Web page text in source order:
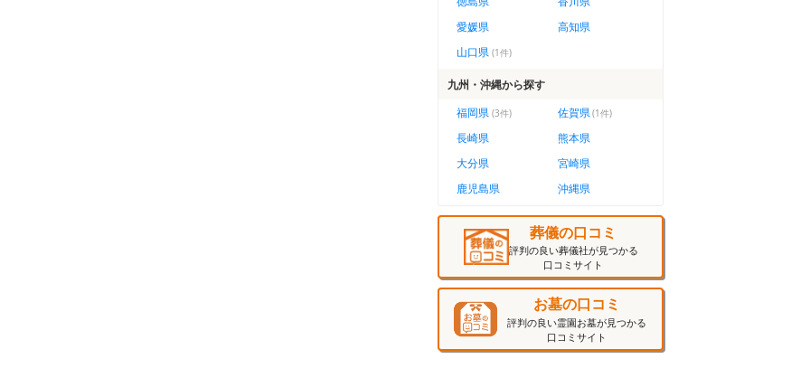
愛媛県
高知県
山口県 (1件)
九州・沖縄から探す
福岡県 (3件) 佐賀県(1件)
長崎県
熊本県
大分県
宮崎県
鹿児島県
沖縄県
葬儀の口コミ
評判の良い葬儀社が見つかる
口コミサイト
お墓の口コミ
評判の良い霊園お墓が見つかる
口コミサイト